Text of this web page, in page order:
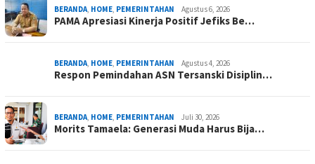
BERANDA, HOME, PEMERINTAHAN Agustus 6, 2026
PAMA Apresiasi Kinerja Positif Jefiks Be…
BERANDA, HOME, PEMERINTAHAN Agustus 4, 2026
Respon Pemindahan ASN Tersanski Disiplin…
BERANDA, HOME, PEMERINTAHAN Juli 30, 2026
Morits Tamaela: Generasi Muda Harus Bija…